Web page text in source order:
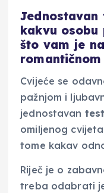
kakvu
što vam je
romantičnom
Cvijeće se
pažnjom i
jednostavan
omiljenog
tome kakav
Riječ je o
treba odabrati